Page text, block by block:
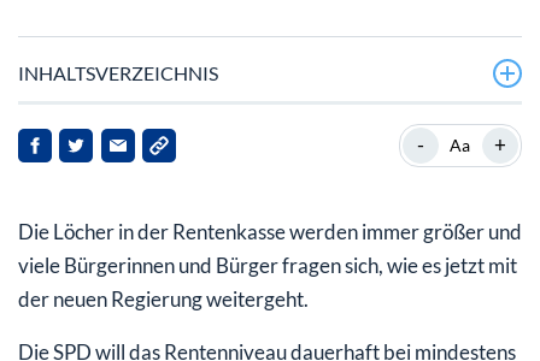
INHALTSVERZEICHNIS
Mehr Beitragszahler: Zu kurzfristig gedacht
- Aa +
Die Löcher in der Rentenkasse werden immer größer und
viele Bürgerinnen und Bürger fragen sich, wie es jetzt mit
der neuen Regierung weitergeht.
Die SPD will das Rentenniveau dauerhaft bei mindestens